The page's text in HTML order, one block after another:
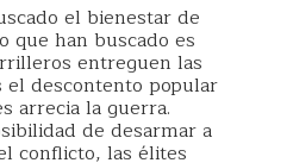
el bienestar de
que han buscado es
entreguen las
el descontento popular
arrecia la guerra.
de desarmar a
conflicto, las élites